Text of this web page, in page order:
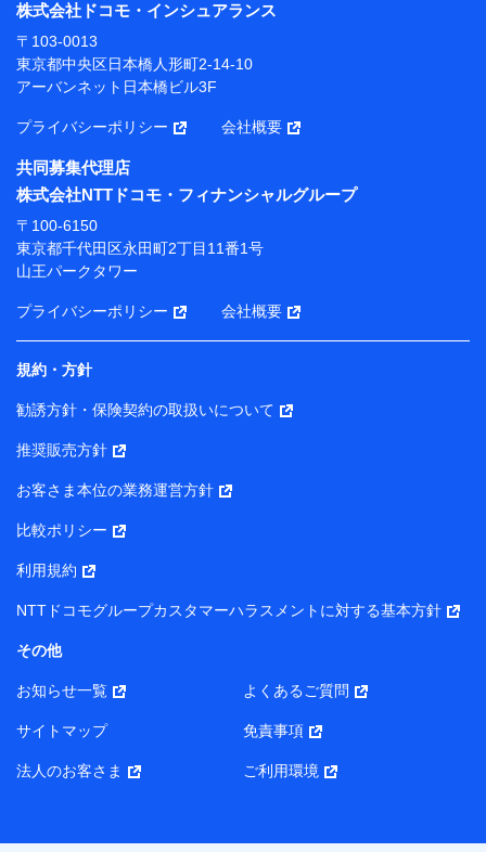
当社または株式会社NTTドコモ・フィナンシャルグルー
プが提供する保険関連サービスにおけるユーザー登録受
付および管理のため
当社または株式会社NTTドコモ・フィナンシャルグルー
携会社の保険その他に関する情報を提供するため、また
維持管理等の委託業務遂行のため、またそれらに付帯、
関連する当社または株式会社NTTドコモ・フィナンシャ
ルグループおよび提携会社のサービスを案内、提供する
ため
（各サービスで取得したサービス利用履歴、ウェブサイ
トの閲覧履歴、購買履歴、ご契約内容等のパーソナルデ
ータを分析して、お客さまの趣味・嗜好・傾向に応じた
サービス・商品等に関するご提案や広告の配信等を行う
ことがあります。）
各種セミナーの開催のため
コンサルティングサービスの実施のため
アンケートやキャンペーン等の実施のため
上記に係る案内・手続き・管理等付帯業務を行うため
所・代表者名】
り）
株式会社NTTドコモ・フィナンシャルグループ 代表取締役
社長 廣井 孝史
東京都中央区日本橋人形町2-14-10 アーバンネット日本橋
株式会社ドコモ・インシュアランス 代表取締役社長 吉
村 忠義
また当社は、オンライン面談による保険のご相談にあたっ
株式会社ドコモ・インシュアランス
〒103-0013
東京都中央区日本橋人形町2-14-10
アーバンネット日本橋ビル3F
プライバシーポリシー 会社概要
共同募集代理店
株式会社NTTドコモ・フィナンシャルグループ
〒100-6150
東京都千代田区永田町2丁目11番1号
山王パークタワー
プライバシーポリシー 会社概要
規約・方針
勧誘方針・保険契約の取扱いについて
推奨販売方針
お客さま本位の業務運営方針
比較ポリシー
利用規約
NTTドコモグループカスタマーハラスメントに対する基本方針
その他
お知らせ一覧 よくあるご質問
サイトマップ 免責事項
法人のお客さま ご利用環境